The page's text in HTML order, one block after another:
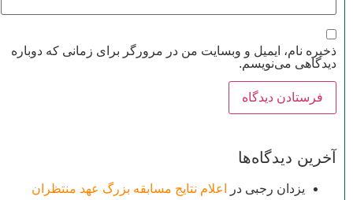
ذخیره نام، ایمیل و وبسایت من در مرورگر برای زمانی که دوباره
دیدگاهی می‌نویسم.
آخرین دیدگاه‌ها
یزدان رجبیدراعلام نتایج مسابقه بزرگ عهد منتظران